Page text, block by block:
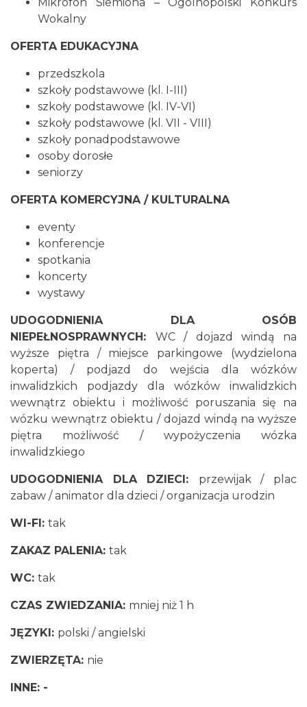
Wokalny
OFERTA EDUKACYJNA
przedszkola
szkoły podstawowe (kl. I-III)
szkoły podstawowe (kl. IV-VI)
szkoły podstawowe (kl. VII - VIII)
szkoły ponadpodstawowe
osoby dorosłe
seniorzy
OFERTA KOMERCYJNA / KULTURALNA
eventy
konferencje
spotkania
koncerty
wystawy
UDOGODNIENIA DLA OSÓB
NIEPEŁNOSPRAWNYCH: WC / dojazd windą na
wyższe piętra / miejsce parkingowe (wydzielona
koperta) / podjazd do wejścia dla wózków
inwalidzkich podjazdy dla wózków inwalidzkich
wewnątrz obiektu i możliwość poruszania się na
wózku wewnątrz obiektu / dojazd windą na wyższe
piętra możliwość / wypożyczenia wózka
inwalidzkiego
UDOGODNIENIA DLA DZIECI: przewijak / plac
zabaw / animator dla dzieci / organizacja urodzin
WI-FI: tak
ZAKAZ PALENIA: tak
WC: tak
CZAS ZWIEDZANIA: mniej niż 1 h
JĘZYKI: polski / angielski
ZWIERZĘTA: nie
INNE: -